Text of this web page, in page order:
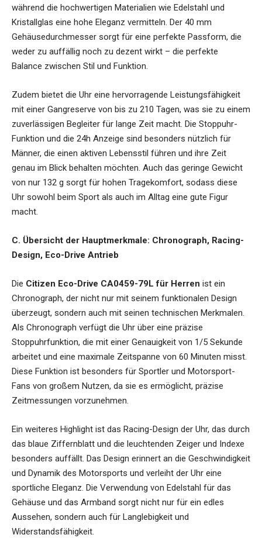
während die hochwertigen Materialien wie Edelstahl und
Kristallglas eine hohe Eleganz vermitteln. Der 40 mm
Gehäusedurchmesser sorgt für eine perfekte Passform, die
weder zu auffällig noch zu dezent wirkt – die perfekte
Balance zwischen Stil und Funktion.
Zudem bietet die Uhr eine hervorragende Leistungsfähigkeit
mit einer Gangreserve von bis zu 210 Tagen, was sie zu einem
zuverlässigen Begleiter für lange Zeit macht. Die Stoppuhr-
Funktion und die 24h Anzeige sind besonders nützlich für
Männer, die einen aktiven Lebensstil führen und ihre Zeit
genau im Blick behalten möchten. Auch das geringe Gewicht
von nur 132 g sorgt für hohen Tragekomfort, sodass diese
Uhr sowohl beim Sport als auch im Alltag eine gute Figur
macht.
C. Übersicht der Hauptmerkmale: Chronograph, Racing-
Design, Eco-Drive Antrieb
Die Citizen Eco-Drive CA0459-79L für Herren ist ein
Chronograph, der nicht nur mit seinem funktionalen Design
überzeugt, sondern auch mit seinen technischen Merkmalen.
Als Chronograph verfügt die Uhr über eine präzise
Stoppuhrfunktion, die mit einer Genauigkeit von 1/5 Sekunde
arbeitet und eine maximale Zeitspanne von 60 Minuten misst.
Diese Funktion ist besonders für Sportler und Motorsport-
Fans von großem Nutzen, da sie es ermöglicht, präzise
Zeitmessungen vorzunehmen.
Ein weiteres Highlight ist das Racing-Design der Uhr, das durch
das blaue Ziffernblatt und die leuchtenden Zeiger und Indexe
besonders auffällt. Das Design erinnert an die Geschwindigkeit
und Dynamik des Motorsports und verleiht der Uhr eine
sportliche Eleganz. Die Verwendung von Edelstahl für das
Gehäuse und das Armband sorgt nicht nur für ein edles
Aussehen, sondern auch für Langlebigkeit und
Widerstandsfähigkeit.